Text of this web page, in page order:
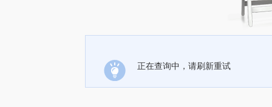
正在查询中，请刷新重试